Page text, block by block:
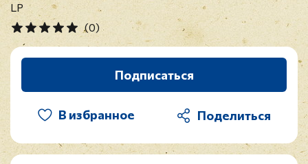
LP
(0)
Подписаться
В избранное